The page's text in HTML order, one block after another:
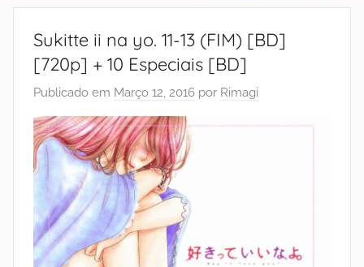
romances
Sukitte ii na yo. 11-13 (FIM) [BD]
[720p] + 10 Especiais [BD]
Publicado em Março 12, 2016 por Rimagi